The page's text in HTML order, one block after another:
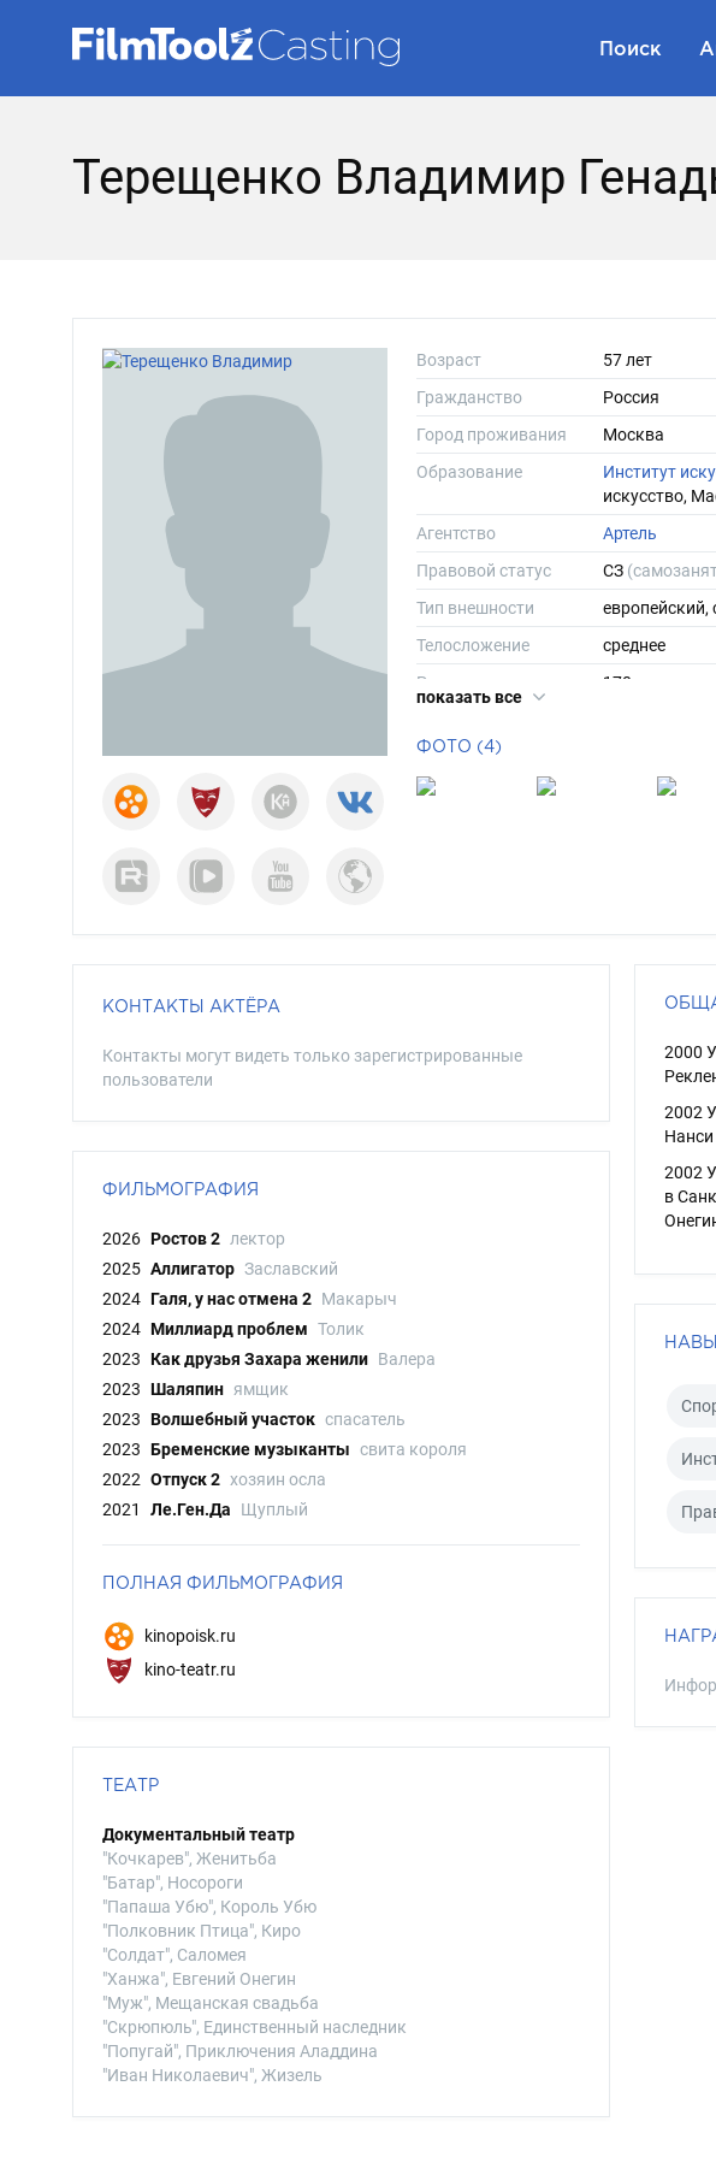
Поиск
Терещенко Владимир
Возраст
57 лет
Гражданство
Россия
Город проживания
Москва
Образование
Институт
искусство,
Агентство
Артель
Правовой статус
СЗ
Тип внешности
европейский,
Телосложение
среднее
Рост
170
Размер одежды
Размер обуви
показать все
ФОТО (4)
КОНТАКТЫ АКТЁРА
Контакты могут видеть только зарегистрированные
пользователи
ФИЛЬМОГРАФИЯ
2026 Ростов 2 лектор
2025 Аллигатор Заславский
2024 Галя, у нас отмена 2 Макарыч
2024 Миллиард проблем Толик
2023
Как друзья Захара женили Валера
2023 Шаляпин ямщик
2023 Волшебный участок спасатель
2023 Бременские музыканты свита короля
2022 Отпуск 2 хозяин осла
2021
Ле.Ген.Да Щуплый
ПОЛНАЯ ФИЛЬМОГРАФИЯ
kinopoisk.ru
kino-teatr.ru
ТЕАТР
Документальный театр
"Кочкарев", Женитьба
"Батар", Носороги
"Папаша Убю", Король Убю
"Полковник Птица", Киро
"Солдат", Саломея
"Ханжа", Евгений Онегин
"Муж", Мещанская свадьба
"Скрюпюль", Единственный наследник
"Попугай", Приключения Аладдина
"Иван Николаевич", Жизель
2000
2002
2002
в